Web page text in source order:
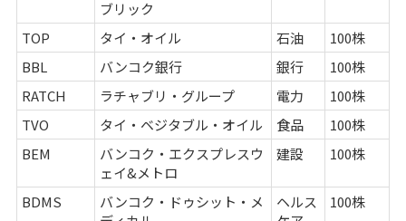
ブリック
TOP タイ・オイル 石油
100株
BBL
バンコク銀行 銀行
100株
RATCH
ラチャブリ・グループ 電力
100株
TVO
タイ・ベジタブル・オイル 食品
100株
BEM
バンコク・エクスプレスウ
ェイ&メトロ
建設 100株
BDMS
バンコク・ドゥシット・メ
ヘルス
100株